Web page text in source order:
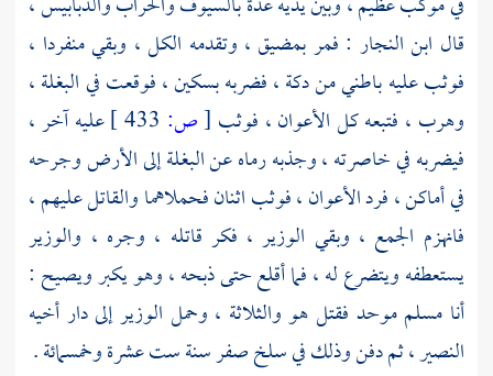
قال ابن النجار : فمر بمضيق ، وتقدمه الكل ، وبقي منفردا ،
فوثب عليه باطني من دكة ، فضربه بسكين ، فوقعت في البغلة ،
وهرب ، فتبعه كل الأعوان ، فوثب [ص:
عليه آخر ،
فيضربه في خاصرته ، وجذبه رماه عن البغلة إلى الأرض وجرحه
في أماكن ، فرد الأعوان ، فوثب اثنان فحملاهما والقاتل عليهم ،
فانهزم الجمع ، وبقي الوزير ، فكر قاتله ، وجره ، والوزير
يستعطفه ويتضرع له ، فما أقلع حتى ذبحه ، وهو يكبر ويصيح :
أنا مسلم موحد فقتل هو والثلاثة ، وحمل الوزير إلى دار أخيه
النصير، ثم دفن وذلك في سلخ صفر سنة ست عشرة وخمسمائة .